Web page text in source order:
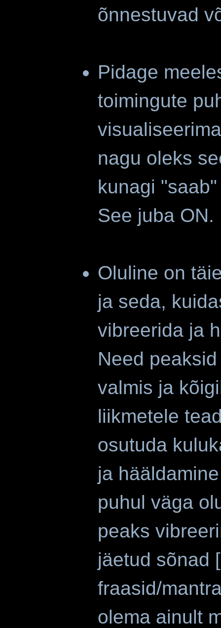
õnnestuvad
Pidage
toimingute
nagu oleks
kunagi
See juba ON.
Oluline on
ja seda,
vibreerida ja
Need
valmis ja
liikmetele
osutuda
ja
puhul väga
peaks
jäetud sõnad
fraasid/
olema ainult